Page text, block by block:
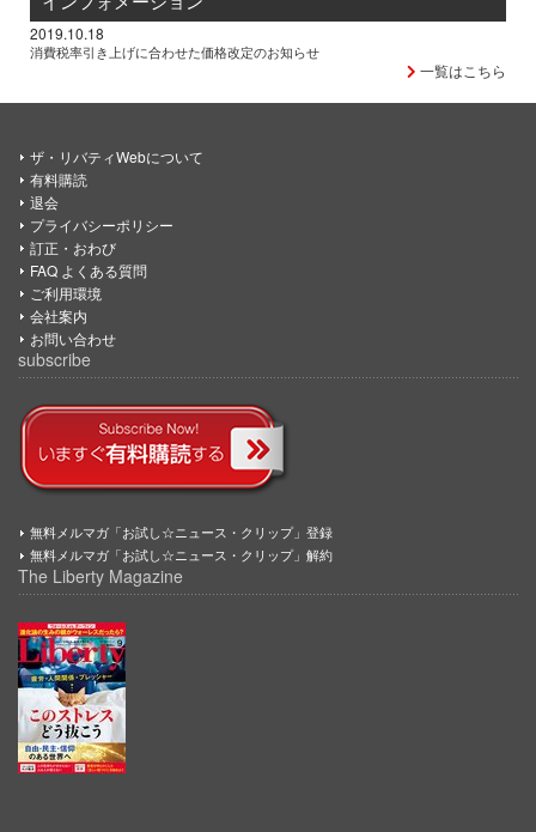
2019.10.18
消費税率引き上げに合わせた価格改定のお知らせ
一覧はこちら
ザ・リバティWebについて
有料購読
退会
プライバシーポリシー
訂正・おわび
FAQ よくある質問
ご利用環境
会社案内
お問い合わせ
subscribe
無料メルマガ「お試し☆ニュース・クリップ」登録
無料メルマガ「お試し☆ニュース・クリップ」解約
The Liberty Magazine